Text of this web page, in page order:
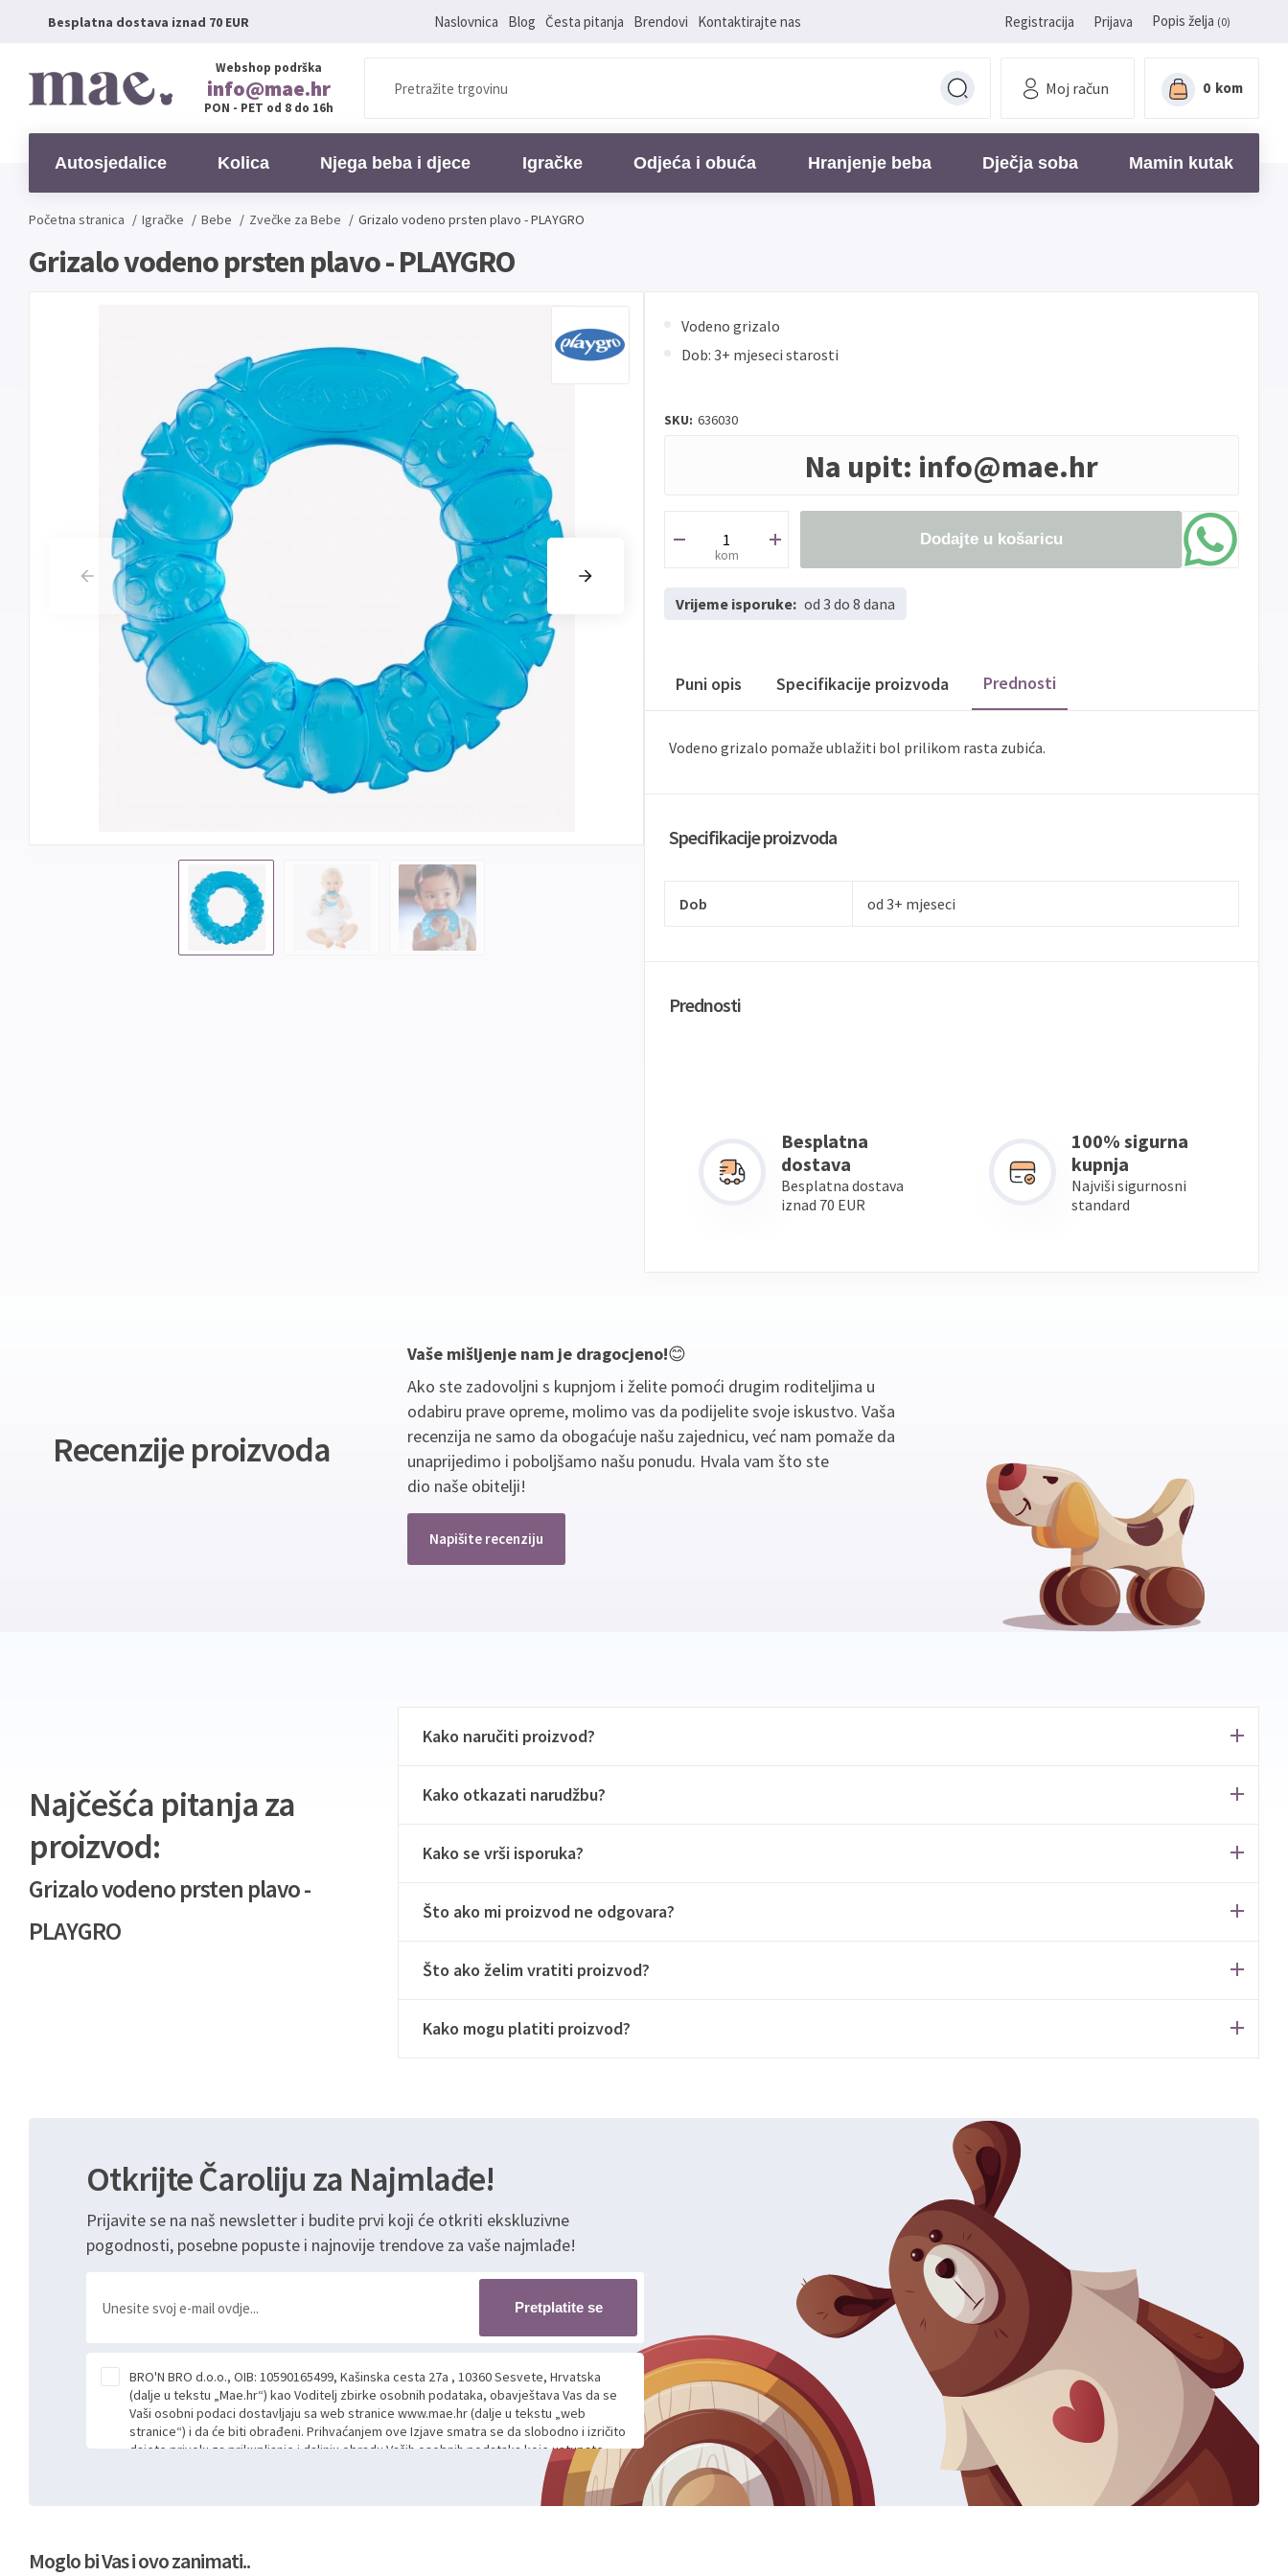
Besplatna dostava iznad 70 EUR Naslovnica Blog Česta pitanja Brendovi Kontaktirajte nas Registracija Prijava Popis želja (0)
Webshop podrška
info@mae.hr
PON - PET od 8 do 16h
Moj račun 0 kom
Autosjedalice Kolica Njega beba i djece Igračke Odjeća i obuća Hranjenje beba Dječja soba Mamin kutak
Početna stranica / Igračke / Bebe / Zvečke za Bebe / Grizalo vodeno prsten plavo - PLAYGRO
Grizalo vodeno prsten plavo - PLAYGRO
Vodeno grizalo
Dob: 3+ mjeseci starosti
SKU: 636030
Na upit: info@mae.hr
kom
Dodajte u košaricu
Vrijeme isporuke: od 3 do 8 dana
Puni opis Specifikacije proizvoda Prednosti
Vodeno grizalo pomaže ublažiti bol prilikom rasta zubića.
Specifikacije proizvoda
Dob od 3+ mjeseci
Prednosti
Besplatna
dostava
Besplatna dostava
iznad 70 EUR
100% sigurna
kupnja
Najviši sigurnosni
standard
Recenzije proizvoda
Vaše mišljenje nam je dragocjeno!😊
Ako ste zadovoljni s kupnjom i želite pomoći drugim roditeljima u
odabiru prave opreme, molimo vas da podijelite svoje iskustvo. Vaša
recenzija ne samo da obogaćuje našu zajednicu, već nam pomaže da
unaprijedimo i poboljšamo našu ponudu. Hvala vam što ste
dio naše obitelji!
Napišite recenziju
Najčešća pitanja za
proizvod:
Grizalo vodeno prsten plavo -
PLAYGRO
Kako naručiti proizvod?
Kako otkazati narudžbu?
Kako se vrši isporuka?
Što ako mi proizvod ne odgovara?
Što ako želim vratiti proizvod?
Kako mogu platiti proizvod?
Otkrijte Čaroliju za Najmlađe!
Prijavite se na naš newsletter i budite prvi koji će otkriti ekskluzivne
pogodnosti, posebne popuste i najnovije trendove za vaše najmlađe!
Pretplatite se
BRO'N BRO d.o.o., OIB: 10590165499, Kašinska cesta 27a , 10360 Sesvete, Hrvatska
(dalje u tekstu „Mae.hr“) kao Voditelj zbirke osobnih podataka, obavještava Vas da se
Vaši osobni podaci dostavljaju sa web stranice www.mae.hr (dalje u tekstu „web
stranice“) i da će biti obrađeni. Prihvaćanjem ove Izjave smatra se da slobodno i izričito
dajete privolu za prikupljanje i daljnju obradu Vaših osobnih podataka koje ustupate
Mae.hr putem ovih web stranica u svrhu odgovora i daljnje komunikacije na Vaš upit
poslan kroz kontakt obrazac. Radi se o dobrovoljnom davanju podataka te ovu Izjavu
niste dužni prihvatiti odnosno niste dužni unositi svoje osobne podatke u jednu od
možete pročitati ovdje, sukladno Politici privatnosti i kolačića koju možete pročitati
Moglo bi Vas i ovo zanimati..